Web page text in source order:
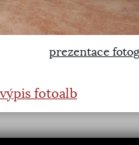
prezentace
fotoalb